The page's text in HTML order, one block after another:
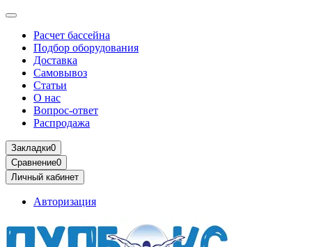
Расчет бассейна
Подбор оборудования
Доставка
Самовывоз
Статьи
О нас
Вопрос-ответ
Распродажа
Закладки0
Сравнение0
Личный кабинет
Авторизация